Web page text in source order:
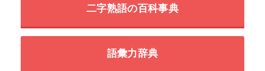
二字熟語の百科事典
語彙力辞典